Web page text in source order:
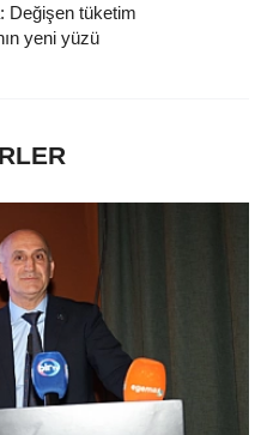
Değişen tüketim
yeni yüzü